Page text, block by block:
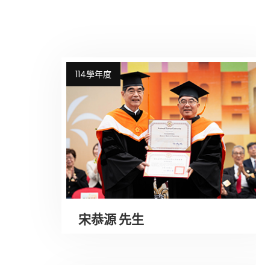
114學年度
宋恭源 先生